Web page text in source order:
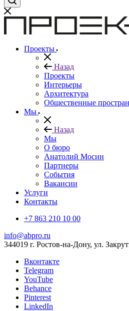
Проекты
Назад
Проекты
Интерьеры
Архитектура
Общественные
Мы
Назад
Мы
О бюро
Анатолий Мосин
Партнеры
События
Вакансии
Услуги
Контакты
+7 863 210 10 00
info@abpro.ru
344019 г. Ростов-на-Дону, ул.
Вконтакте
Telegram
YouTube
Behance
Pinterest
LinkedIn